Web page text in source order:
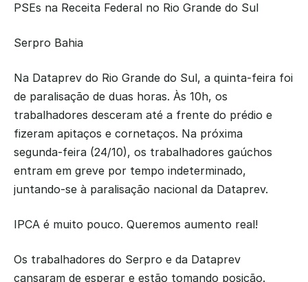
PSEs na Receita Federal no Rio Grande do Sul
Serpro Bahia
Na Dataprev do Rio Grande do Sul, a quinta-feira foi
de paralisação de duas horas. Às 10h, os
trabalhadores desceram até a frente do prédio e
fizeram apitaços e cornetaços. Na próxima
segunda-feira (24/10), os trabalhadores gaúchos
entram em greve por tempo indeterminado,
juntando-se à paralisação nacional da Dataprev.
IPCA é muito pouco. Queremos aumento real!
Os trabalhadores do Serpro e da Dataprev
cansaram de esperar e estão tomando posição.